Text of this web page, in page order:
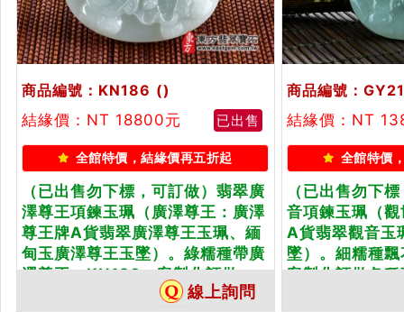
商品編號：KN186 ()
結緣價：NT 18800元
已出售
全館特價，結緣價再五折起
（已出售勿下標，可訂做）翡翠廣
澤尊王項鍊玉珮（廣澤尊王：廣澤
尊王牌A貨翡翠廣澤尊王玉珮、緬
甸玉廣澤尊王玉墜）。綠糯種帶廣
澤尊王，KN186。客製化訂做...
線上詢問
商品編號：
結緣價：NT
全館特價
（已出售勿下
音項鍊玉珮（
A貨翡翠觀音玉
墜）。細糯種
客製化訂做各